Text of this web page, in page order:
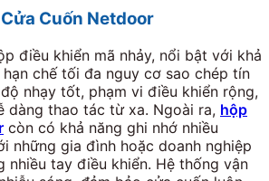
Cuốn Netdoor
điều khiển mã nhảy, nổi bật với khả
chế tối đa nguy cơ sao chép tín
nhạy tốt, phạm vi điều khiển rộng,
dàng thao tác từ xa. Ngoài ra, hộp
còn có khả năng ghi nhớ nhiều
những gia đình hoặc doanh nghiệp
nhiều tay điều khiển. Hệ thống vận